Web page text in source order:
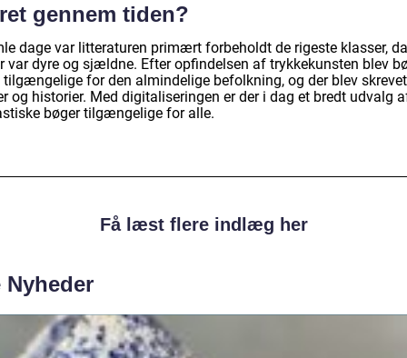
gennem tiden?
dage var litteraturen primært forbeholdt de rigeste klasser, da
var dyre og sjældne. Efter opfindelsen af trykkekunsten blev
tilgængelige for den almindelige befolkning, og der blev
og historier. Med digitaliseringen er der i dag et bredt udvalg
bøger tilgængelige for alle.
Få læst flere indlæg her
Nyheder